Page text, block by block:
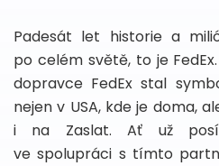
Padesát let historie a
po celém světě, to je
dopravce FedEx stal
nejen v USA, kde je doma,
i na Zaslat. Ať už
ve spolupráci s tímto